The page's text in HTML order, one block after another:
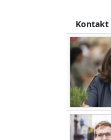
Kontakt